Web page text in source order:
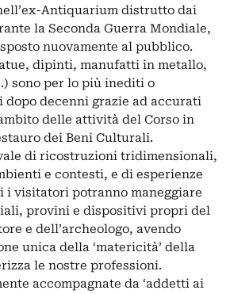
Antiquarium distrutto dai
la Seconda Guerra Mondiale,
nuovamente al pubblico.
dipinti, manufatti in metallo,
sono per lo più inediti o
decenni grazie ad accurati
delle attività del Corso in
dei Beni Culturali.
di ricostruzioni tridimensionali,
e contesti, e di esperienze
visitatori potranno maneggiare
provini e dispositivi propri del
e dell’archeologo, avendo
unica della ‘matericità’ della
le nostre professioni.
accompagnate da ‘addetti ai